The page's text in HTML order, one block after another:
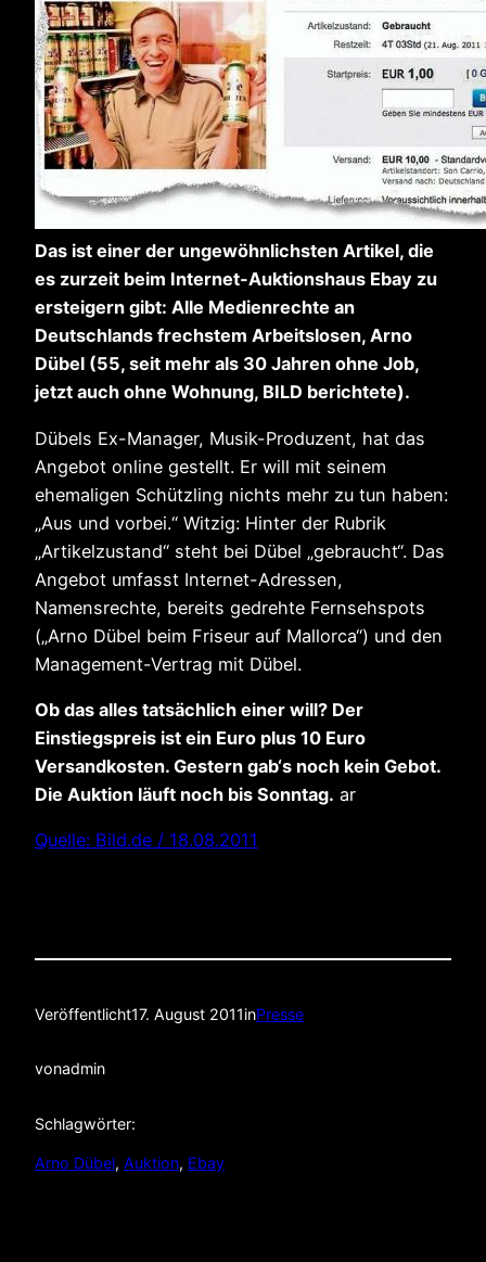
Das ist einer der ungewöhnlichsten Artikel, die
es zurzeit beim Internet-Auktionshaus Ebay zu
ersteigern gibt: Alle Medienrechte an
Deutschlands frechstem Arbeitslosen, Arno
Dübel (55, seit mehr als 30 Jahren ohne Job,
jetzt auch ohne Wohnung, BILD berichtete).
Dübels Ex-Manager, Musik-Produzent, hat das
Angebot online gestellt. Er will mit seinem
ehemaligen Schützling nichts mehr zu tun haben:
„Aus und vorbei.“ Witzig: Hinter der Rubrik
„Artikelzustand“ steht bei Dübel „gebraucht“. Das
Angebot umfasst Internet-Adressen,
Namensrechte, bereits gedrehte Fernsehspots
(„Arno Dübel beim Friseur auf Mallorca“) und den
Management-Vertrag mit Dübel.
Ob das alles tatsächlich einer will? Der
Einstiegspreis ist ein Euro plus 10 Euro
Versandkosten. Gestern gab‘s noch kein Gebot.
Die Auktion läuft noch bis Sonntag. ar
Quelle: Bild.de / 18.08.2011
Veröffentlicht17. August 2011inPresse
vonadmin
Schlagwörter:
Arno Dübel, Auktion, Ebay